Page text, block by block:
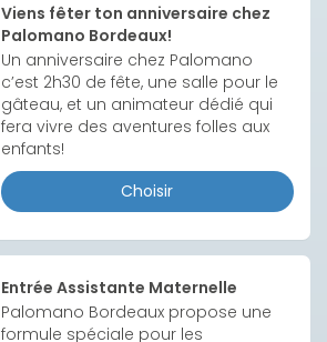
Viens fêter ton anniversaire chez
Palomano Bordeaux!
Un anniversaire chez Palomano
c’est 2h30 de fête, une salle pour le
gâteau, et un animateur dédié qui
fera vivre des aventures folles aux
enfants!
Choisir
Entrée Assistante Maternelle
Palomano Bordeaux propose une
formule spéciale pour les